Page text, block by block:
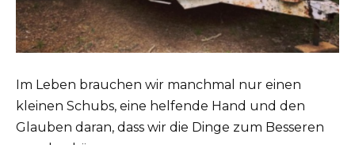
Im Leben brauchen wir manchmal nur einen
kleinen Schubs, eine helfende Hand und den
Glauben daran, dass wir die Dinge zum Besseren